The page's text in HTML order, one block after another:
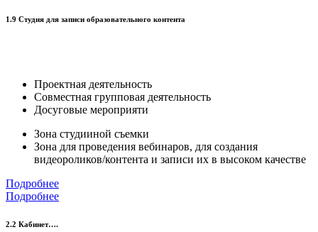
1.9 Студия для записи образовательного контента
Проектная деятельность
Совместная групповая деятельность
Досуговые мероприяти
Зона студииной съемки
Зона для проведения вебинаров, для создания
видеороликов/контента и записи их в высоком качестве
Подробнее
Подробнее
2.2 Кабинет….